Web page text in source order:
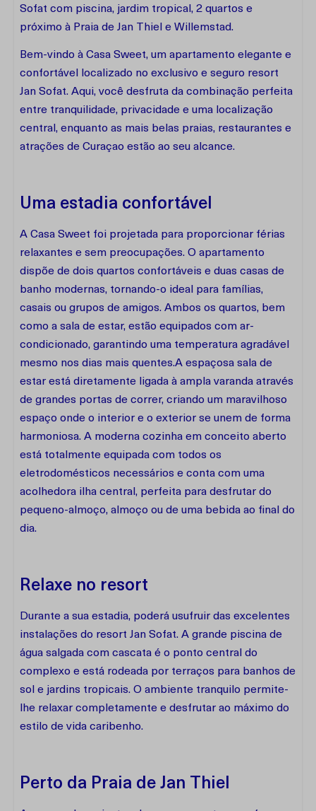
Sofat com piscina, jardim tropical, 2 quartos e
próximo à Praia de Jan Thiel e Willemstad.
Bem-vindo à Casa Sweet, um apartamento elegante e
confortável localizado no exclusivo e seguro resort
Jan Sofat. Aqui, você desfruta da combinação perfeita
entre tranquilidade, privacidade e uma localização
central, enquanto as mais belas praias, restaurantes e
atrações de Curaçao estão ao seu alcance.
Uma estadia confortável
A Casa Sweet foi projetada para proporcionar férias
relaxantes e sem preocupações. O apartamento
dispõe de dois quartos confortáveis e duas casas de
banho modernas, tornando-o ideal para famílias,
casais ou grupos de amigos. Ambos os quartos, bem
como a sala de estar, estão equipados com ar-
condicionado, garantindo uma temperatura agradável
mesmo nos dias mais quentes.A espaçosa sala de
estar está diretamente ligada à ampla varanda através
de grandes portas de correr, criando um maravilhoso
espaço onde o interior e o exterior se unem de forma
harmoniosa. A moderna cozinha em conceito aberto
está totalmente equipada com todos os
eletrodomésticos necessários e conta com uma
acolhedora ilha central, perfeita para desfrutar do
pequeno-almoço, almoço ou de uma bebida ao final do
dia.
Relaxe no resort
Durante a sua estadia, poderá usufruir das excelentes
instalações do resort Jan Sofat. A grande piscina de
água salgada com cascata é o ponto central do
complexo e está rodeada por terraços para banhos de
sol e jardins tropicais. O ambiente tranquilo permite-
lhe relaxar completamente e desfrutar ao máximo do
estilo de vida caribenho.
Perto da Praia de Jan Thiel